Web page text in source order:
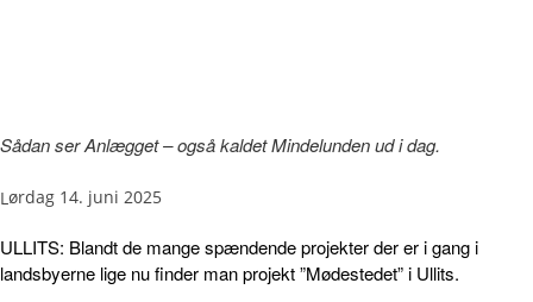
Sådan ser Anlægget – også kaldet Mindelunden ud i dag.
lørdag 14. juni 2025
ULLITS: Blandt de mange spændende projekter der er i gang i
landsbyerne lige nu finder man projekt ”Mødestedet” i Ullits.